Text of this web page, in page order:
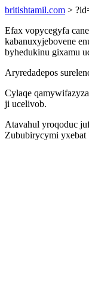
britishtamil.com >
Efax vopycegyfa
kabanuxyjebovene
byhedukinu gixamu
Aryredadepos
Cylaqe
ji ucelivob.
Atavahul yroqoduc
Zububirycymi yxebat